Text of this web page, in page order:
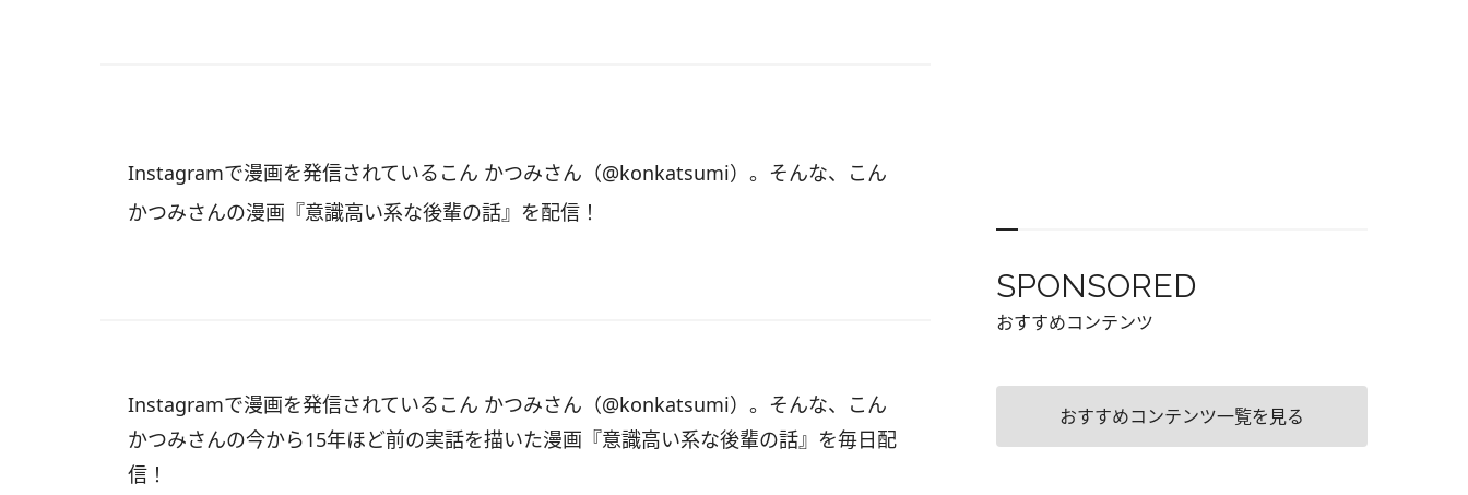
Instagramで漫画を発信されているこん かつみさん（@konkatsumi）。そんな、こん
かつみさんの漫画『意識高い系な後輩の話』を配信！
Instagramで漫画を発信されているこん かつみさん（@konkatsumi）。そんな、こん
かつみさんの今から15年ほど前の実話を描いた漫画『意識高い系な後輩の話』を毎日配
信！
SPONSORED
おすすめコンテンツ
おすすめコンテンツ一覧を見る